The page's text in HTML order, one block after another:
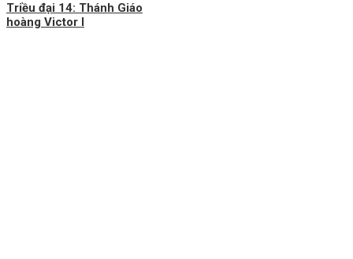
Triều đại 14: Thánh Giáo
hoàng Victor I